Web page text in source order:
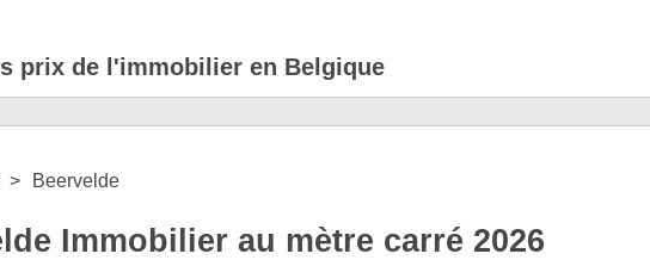
prix de l'immobilier en Belgique
Beervelde
Immobilier au mètre carré 2026